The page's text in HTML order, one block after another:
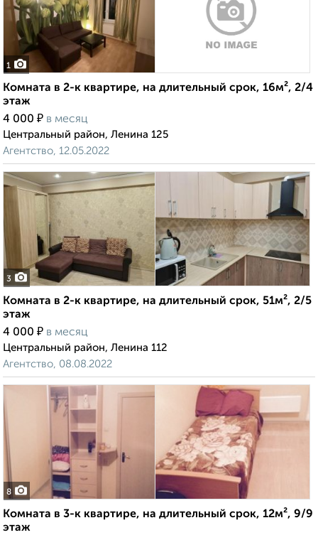
1
Комната в 2-к квартире, на длительный срок, 16м², 2/4
этаж
4 000 ₽ в месяц
Центральный район, Ленина 125
Агентство, 12.05.2022
3
Комната в 2-к квартире, на длительный срок, 51м², 2/5
этаж
4 000 ₽ в месяц
Центральный район, Ленина 112
Агентство, 08.08.2022
8
Комната в 3-к квартире, на длительный срок, 12м², 9/9
этаж